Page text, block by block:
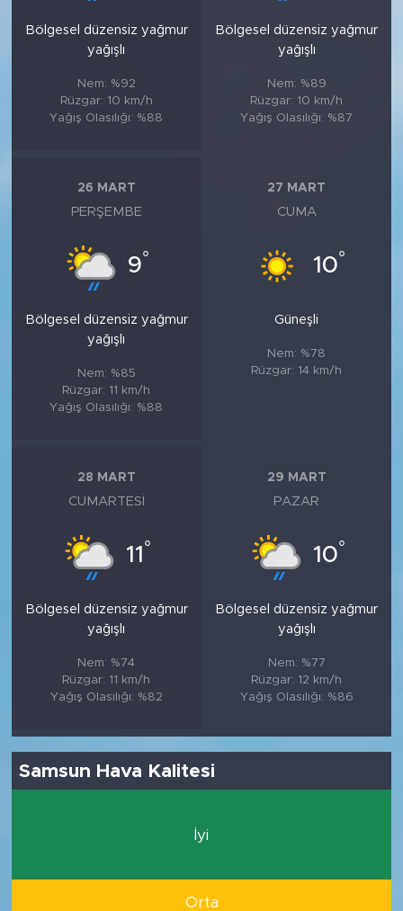
Bölgesel düzensiz yağmur
yağışlı
Nem: %92
Rüzgar: 10 km/h
Yağış Olasılığı: %88
Bölgesel düzensiz yağmur
yağışlı
Nem: %89
Rüzgar: 10 km/h
Yağış Olasılığı: %87
26 MART
PERŞEMBE
9°
Bölgesel düzensiz yağmur
yağışlı
Nem: %85
Rüzgar: 11 km/h
Yağış Olasılığı: %88
27 MART
CUMA
10°
Güneşli
Nem: %78
Rüzgar: 14 km/h
28 MART
CUMARTESI
11 °
Bölgesel düzensiz yağmur
yağışlı
Nem: %74
Rüzgar: 11 km/h
Yağış Olasılığı: %82
29 MART
PAZAR
10°
Bölgesel düzensiz yağmur
yağışlı
Nem: %77
Rüzgar: 12 km/h
Yağış Olasılığı: %86
Samsun Hava Kalitesi
İyi
Orta